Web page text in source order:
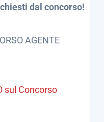
dal concorso!
AGENTE
sul Concorso